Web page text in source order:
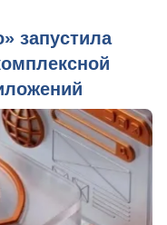
запустила